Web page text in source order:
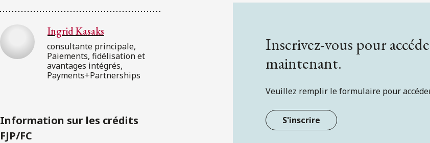
Ingrid Kasaks
consultante principale,
Paiements, fidélisation et
avantages intégrés,
Payments+Partnerships
Information sur les crédits
FJP/FC
Inscrivez-vous pour
maintenant.
Veuillez remplir le formulaire pour
S'inscrire